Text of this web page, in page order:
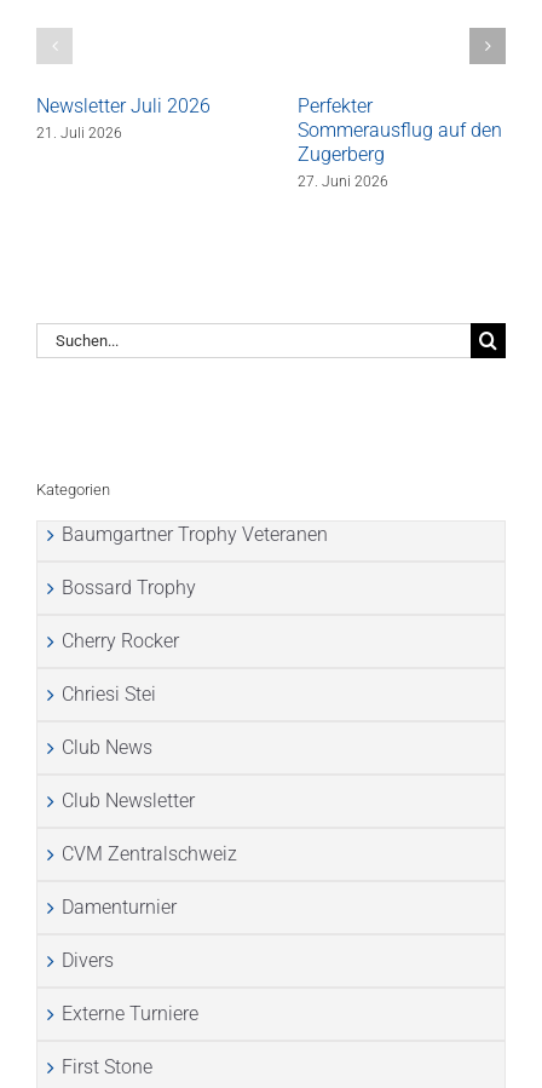
Newsletter Juli 2026
21. Juli 2026
Perfekter
Sommerausflug auf den
Zugerberg
27. Juni 2026
Suche
nach:
Kategorien
Baumgartner Trophy Veteranen
Bossard Trophy
Cherry Rocker
Chriesi Stei
Club News
Club Newsletter
CVM Zentralschweiz
Damenturnier
Divers
Externe Turniere
First Stone